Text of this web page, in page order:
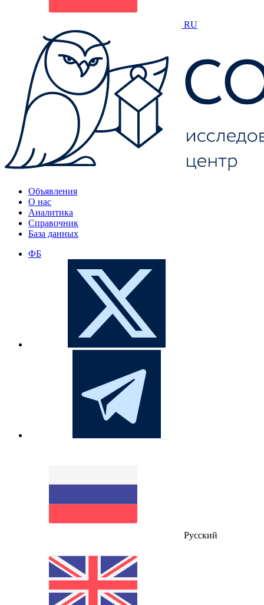
RU
Объявления
О нас
Аналитика
Справочник
База данных
ФБ
Русский